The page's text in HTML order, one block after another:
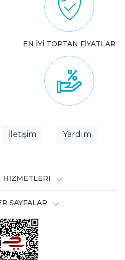
EN İYİ TOPTAN FİYATLAR
İletişim Yardım
HIZMETLERI
SAYFALAR